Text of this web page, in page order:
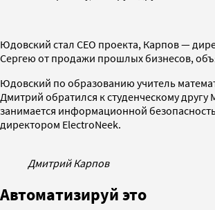
Юдовский стал CEO проекта, Карпов —
Сергею от продажи прошлых бизнесов,
Юдовский по образованию учитель
Дмитрий обратился к студенческому
занимается информационной
директором ElectroNeek.
Дмитрий Карпов
Автоматизируй это